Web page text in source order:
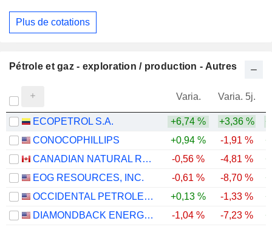
Plus de cotations
Pétrole et gaz - exploration / production - Autres
Varia. Varia. 5j.
ECOPETROL S.A. +6,74 % +3,36 %
CONOCOPHILLIPS
+0,94 % -1,91 %
CANADIAN NATURAL RESOURCES LIMITED
-0,56 % -4,81 %
EOG RESOURCES, INC.
-0,61 % -8,70 %
OCCIDENTAL PETROLEUM CORPORATION
+0,13 % -1,33 %
DIAMONDBACK ENERGY, INC.
-1,04 % -7,23 %